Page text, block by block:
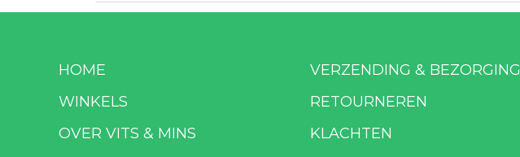
HOME
WINKELS
OVER VITS & MINS
VERZENDING & BEZORGING
RETOURNEREN
KLACHTEN